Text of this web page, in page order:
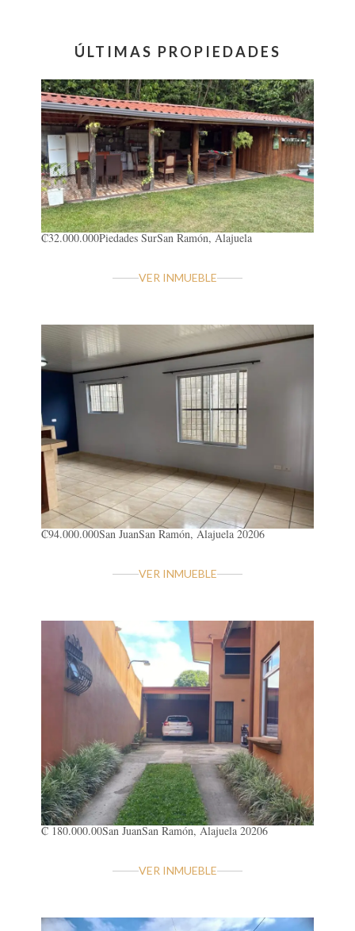
ÚLTIMAS PROPIEDADES
₡32.000.000Piedades SurSan Ramón, Alajuela
VER INMUEBLE
₡94.000.000San JuanSan Ramón, Alajuela 20206
VER INMUEBLE
₡ 180.000.00San JuanSan Ramón, Alajuela 20206
VER INMUEBLE